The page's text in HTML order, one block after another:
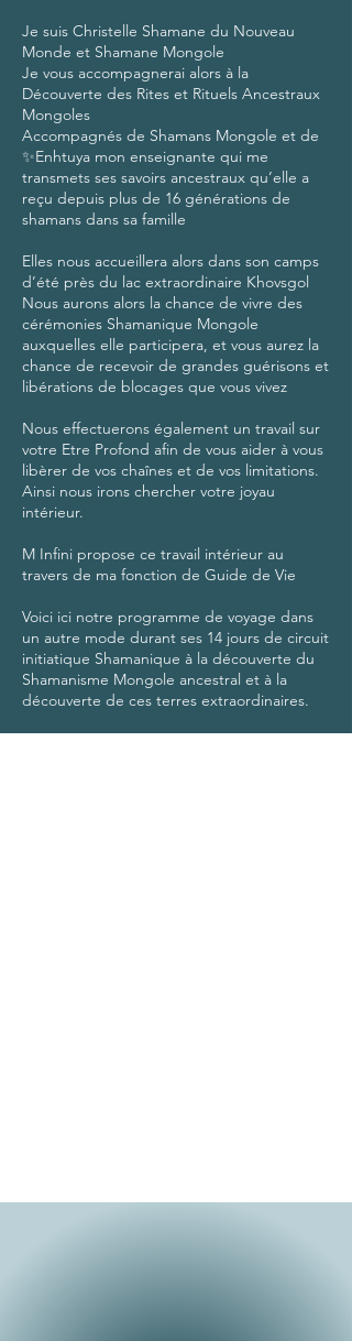
Je suis Christelle Shamane du Nouveau
Monde et Shamane Mongole
Je vous accompagnerai alors à la
Découverte des Rites et Rituels Ancestraux
Mongoles
Accompagnés de Shamans Mongole et de
✨Enhtuya mon enseignante qui me
transmets ses savoirs ancestraux qu’elle a
reçu depuis plus de 16 générations de
shamans dans sa famille
Elles nous accueillera alors dans son camps
d’été près du lac extraordinaire Khovsgol
Nous aurons alors la chance de vivre des
cérémonies Shamanique Mongole
auxquelles elle participera, et vous aurez la
chance de recevoir de grandes guérisons et
libérations de blocages que vous vivez
Nous effectuerons également un travail sur
votre Etre Profond afin de vous aider à vous
libèrer de vos chaînes et de vos limitations.
Ainsi nous irons chercher votre joyau
intérieur.
M Infini propose ce travail intérieur au
travers de ma fonction de Guide de Vie
Voici ici notre programme de voyage dans
un autre mode durant ses 14 jours de circuit
initiatique Shamanique à la découverte du
Shamanisme Mongole ancestral et à la
découverte de ces terres extraordinaires.